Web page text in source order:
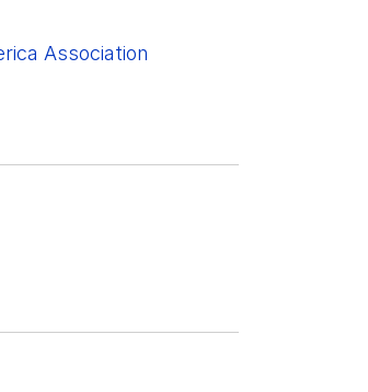
Association